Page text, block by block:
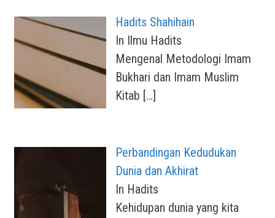
Hadits Shahihain
In Ilmu Hadits
Mengenal Metodologi Imam
Bukhari dan Imam Muslim
Kitab […]
Perbandingan Kedudukan
Dunia dan Akhirat
In Hadits
Kehidupan dunia yang kita